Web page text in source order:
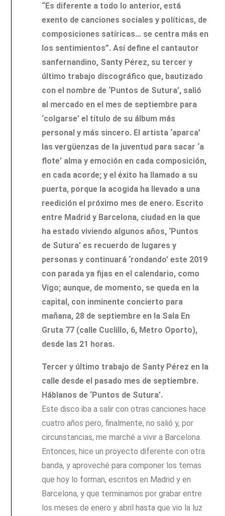
“Es diferente a todo lo anterior, está
exento de canciones sociales y políticas, de
composiciones satíricas… se centra más en
los sentimientos”. Así define el cantautor
sanfernandino, Santy Pérez, su tercer y
último trabajo discográfico que, bautizado
con el nombre de ‘Puntos de Sutura’, salió
al mercado en el mes de septiembre para
‘colgarse’ el título de su álbum más
personal y más sincero. El artista ‘aparca’
las vergüenzas de la juventud para sacar ‘a
flote’ alma y emoción en cada composición,
en cada acorde; y el éxito ha llamado a su
puerta, porque la acogida ha llevado a una
reedición el próximo mes de enero. Escrito
entre Madrid y Barcelona, ciudad en la que
ha estado viviendo algunos años, ‘Puntos
de Sutura’ es recuerdo de lugares y
personas y continuará ‘rondando’ este 2019
con parada ya fijas en el calendario, como
Vigo; aunque, de momento, se queda en la
capital, con inminente concierto para
mañana, 28 de septiembre en la Sala En
Gruta 77 (calle Cuclillo, 6, Metro Oporto),
desde las 21 horas.
Tercer y último trabajo de Santy Pérez en la
calle desde el pasado mes de septiembre.
Háblanos de ‘Puntos de Sutura’.
Este disco iba a salir con otras canciones hace
cuatro años pero, finalmente, no salió y, por
circunstancias, me marché a vivir a Barcelona.
Entonces, hice un proyecto diferente con otra
banda, y aproveché para componer los temas
que hoy lo forman, escritos en Madrid y en
Barcelona, y que terminamos por grabar entre
los meses de enero y abril hasta que vio la luz